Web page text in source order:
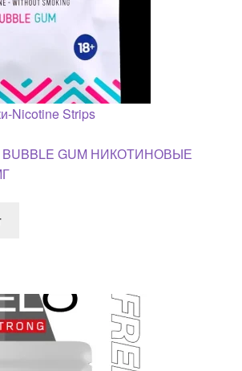
Nicotine Strips
BUBBLE GUM НИКОТИНОВЫЕ